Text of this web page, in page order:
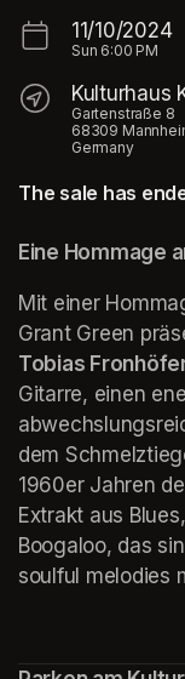
11/10/2024
Sun 6:00 PM
Kulturhaus
Gartenstraße 8
68309
Germany
The sale has
(opens in a new
(opens in a new
(opens in a new
Eine Hommage
Mit einer
Grant Green
Tobias
Gitarre, einen
dem
1960er Jahren
Extrakt aus
Boogaloo, das
soulful melodies